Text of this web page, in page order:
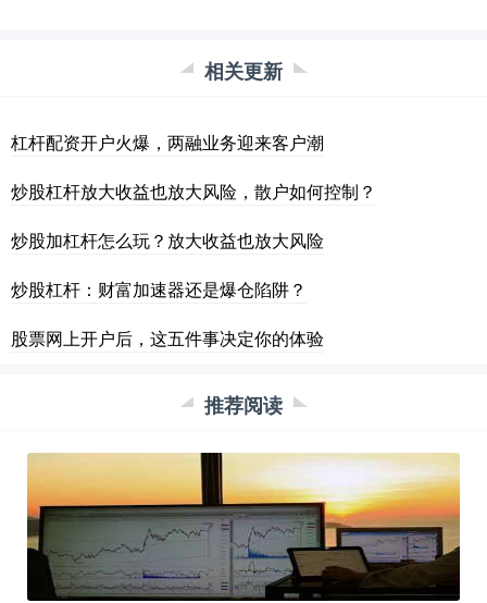
相关更新
杠杆配资开户火爆，两融业务迎来客户潮
炒股杠杆放大收益也放大风险，散户如何控制？
炒股加杠杆怎么玩？放大收益也放大风险
炒股杠杆：财富加速器还是爆仓陷阱？
股票网上开户后，这五件事决定你的体验
推荐阅读